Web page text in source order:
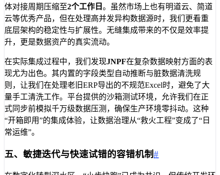
体对接周期压缩至2个工作日 。虽然市场上也有明道云、简道
云等优秀产品，但在处理高并发异构数据源时，我们更看重
底层架构的稳定性与扩展性。无缝集成带来的不仅是效率提
升，更是数据资产的真实流动。
在实际集成过程中，我们发现JNPF在复杂数据映射方面的表
现尤为出色。其内置的字段类型自动推断与脏数据清洗规
则，让我们在处理老旧ERP导出的不规范Excel时，避免了大
量手工清洗工作。平台提供的沙箱测试环境，允许我们在正
式同步前模拟千万级数据压测，确保生产环境零抖动。这种
“开箱即用”的集成体验，让数据治理从“救火工程”变成了“日
常运维”。
五、敏捷迭代与快速试错的容错机制#